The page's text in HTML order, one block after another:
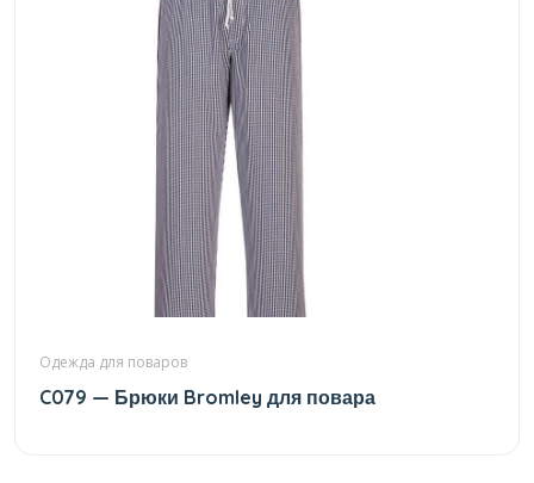
Одежда для поваров
C079 — Брюки Bromley для повара